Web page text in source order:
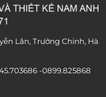
Lân, Trường Chinh, Hà
-0899.825868